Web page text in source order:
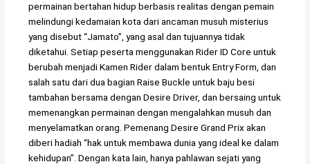
permainan bertahan hidup berbasis realitas dengan pemain
melindungi kedamaian kota dari ancaman musuh misterius
yang disebut “Jamato”, yang asal dan tujuannya tidak
diketahui. Setiap peserta menggunakan Rider ID Core untuk
berubah menjadi Kamen Rider dalam bentuk Entry Form, dan
salah satu dari dua bagian Raise Buckle untuk baju besi
tambahan bersama dengan Desire Driver, dan bersaing untuk
memenangkan permainan dengan mengalahkan musuh dan
menyelamatkan orang. Pemenang Desire Grand Prix akan
diberi hadiah “hak untuk membawa dunia yang ideal ke dalam
kehidupan”. Dengan kata lain, hanya pahlawan sejati yang